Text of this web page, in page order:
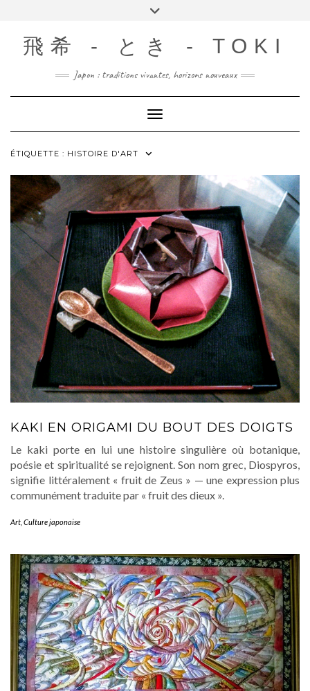
content飛希 - とき - TOKI
Japon : traditions vivantes, horizons nouveaux
Toggle Navigation
ÉTIQUETTE : HISTOIRE D'ART
KAKI EN ORIGAMI DU BOUT DES DOIGTS
Le kaki porte en lui une histoire singulière où botanique,
poésie et spiritualité se rejoignent. Son nom grec, Diospyros,
signifie littéralement « fruit de Zeus » — une expression plus
communément traduite par « fruit des dieux ».
Art Culture japonaise